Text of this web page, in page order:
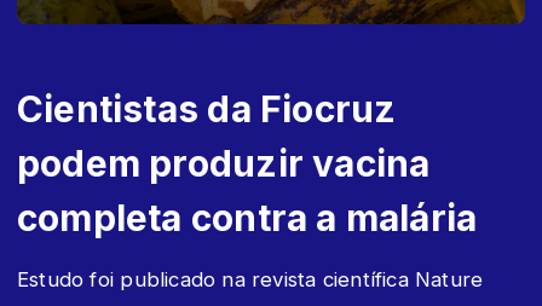
Cientistas da Fiocruz
podem produzir vacina
completa contra a malária
Estudo foi publicado na revista científica Nature